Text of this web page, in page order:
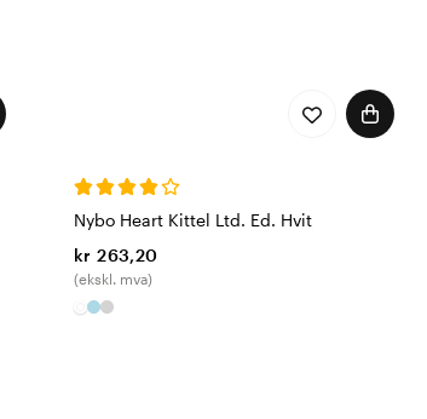
Nybo Heart Kittel Ltd. Ed. Hvit
kr 263,20
(ekskl. mva)